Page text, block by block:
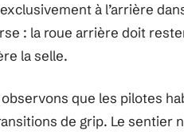
à l’arrière
: la roue arrière doit
la selle.
que les pilotes
de grip. Le sentier